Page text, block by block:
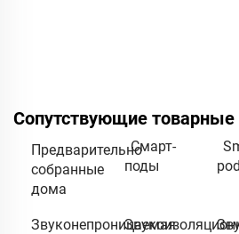
Сопутствующие товарные
Предварительно
собранные
дома
Смарт-
поды
Звуконепроницаемая